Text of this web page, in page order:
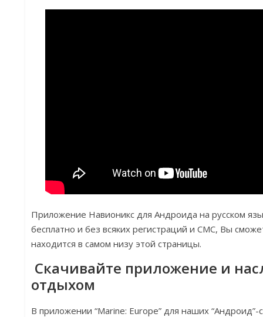
Приложение Навионикс для Андроида на русском
бесплатно и без всяких регистраций и СМС, Вы
находится в самом низу этой страницы.
Скачивайте приложение и
отдыхом
В приложении “Marine: Europe” для наших